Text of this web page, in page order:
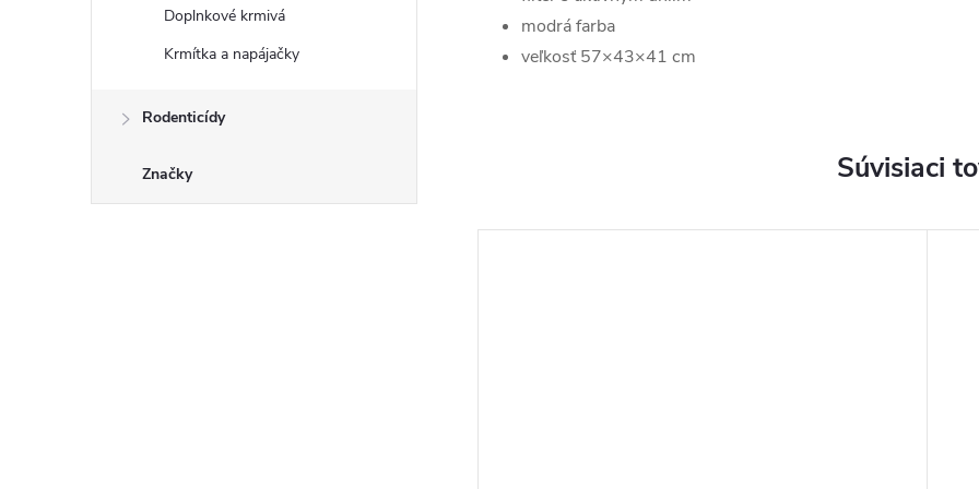
Doplnkové krmivá
Krmítka a napájačky
Rodenticídy
Značky
modrá farba
veľkosť 57×43×41 cm
Súvisiaci